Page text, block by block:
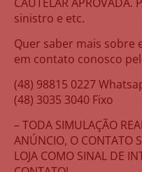
sinistro e etc.
Quer saber mais sobre
em contato conosco
(48) 98815 0227
(48) 3035 3040 Fixo
– TODA SIMULAÇÃO
ANÚNCIO, O CONTATO
LOJA COMO SINAL DE